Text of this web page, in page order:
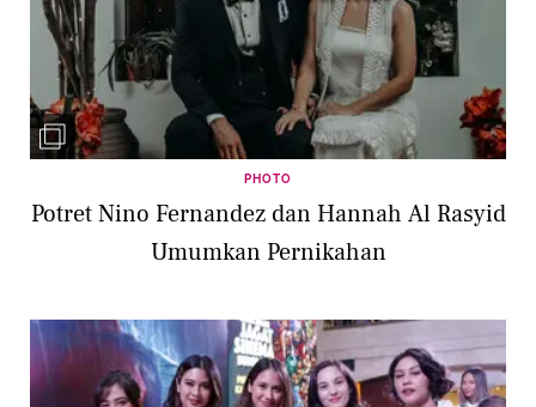
PHOTO
Potret Nino Fernandez dan Hannah Al Rasyid
Umumkan Pernikahan